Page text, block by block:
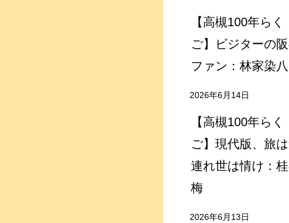
【高槻100年らく
ご】ビジターの
ファン：林家染八
2026年6月14日
【高槻100年らく
ご】現代版、旅
連れ世は情け：
梅
2026年6月13日